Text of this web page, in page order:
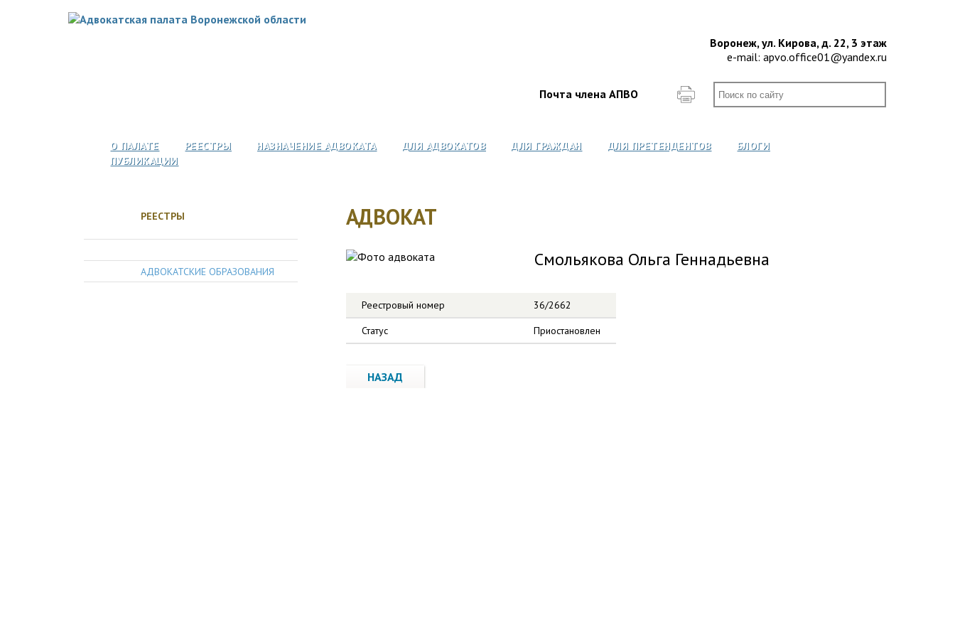
Воронеж, ул. Кирова, д. 22, 3 этаж
e-mail: apvo.office01@yandex.ru
Почта члена АПВО
О ПАЛАТЕ РЕЕСТРЫ НАЗНАЧЕНИЕ АДВОКАТА ДЛЯ АДВОКАТОВ ДЛЯ ГРАЖДАН ДЛЯ ПРЕТЕНДЕНТОВ
БЛОГИ
ПУБЛИКАЦИИ
РЕЕСТРЫ
АДВОКАТСКИЕ ОБРАЗОВАНИЯ
АДВОКАТ
Смольякова Ольга Геннадьевна
Реестровый номер
36/2662
Статус
Приостановлен
НАЗАД